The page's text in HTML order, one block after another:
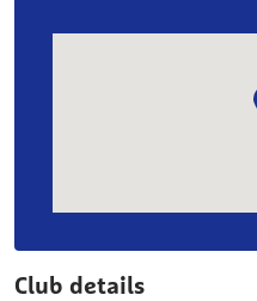
Club details